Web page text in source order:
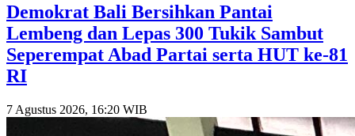
Demokrat Bali Bersihkan Pantai
Lembeng dan Lepas 300 Tukik Sambut
Seperempat Abad Partai serta HUT ke-81
RI
7 Agustus 2026, 16:20 WIB